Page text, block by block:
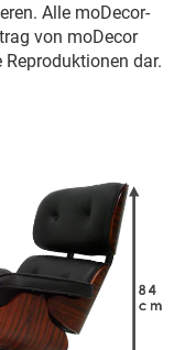
Alle moDecor-
von moDecor
dar.